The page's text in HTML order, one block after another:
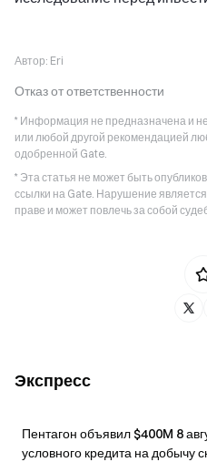
Автор: Eri
Отказ от ответственности
* Информация не предназначена и
или любой другой рекомендацией
одобренной Gate.
* Эта статья не может быть
ссылки на Gate. Нарушение
праве и может повлечь за собой
Экспресс
Пентагон объявил $400M 8
условного кредита на добычу